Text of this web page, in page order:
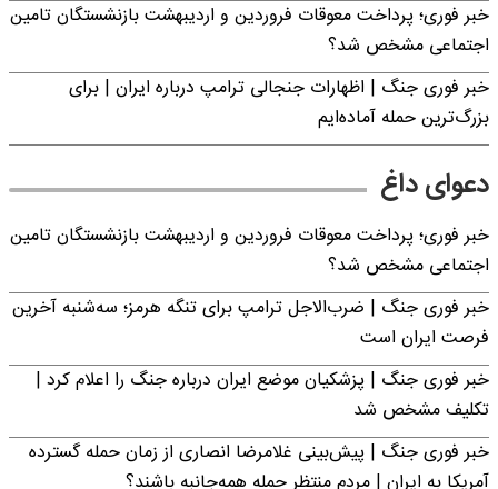
خبر فوری؛ پرداخت معوقات فروردین و اردیبهشت بازنشستگان تامین
اجتماعی مشخص شد؟
خبر فوری جنگ | اظهارات جنجالی ترامپ درباره ایران | برای
بزرگ‌ترین حمله آماده‌ایم
دعوای داغ
خبر فوری؛ پرداخت معوقات فروردین و اردیبهشت بازنشستگان تامین
اجتماعی مشخص شد؟
خبر فوری جنگ | ضرب‌الاجل ترامپ برای تنگه هرمز؛ سه‌شنبه آخرین
فرصت ایران است
خبر فوری جنگ | پزشکیان موضع ایران درباره جنگ را اعلام کرد |
تکلیف مشخص شد
خبر فوری جنگ | پیش‌بینی غلامرضا انصاری از زمان حمله گسترده
آمریکا به ایران | مردم منتظر حمله همه‌جانبه باشند؟